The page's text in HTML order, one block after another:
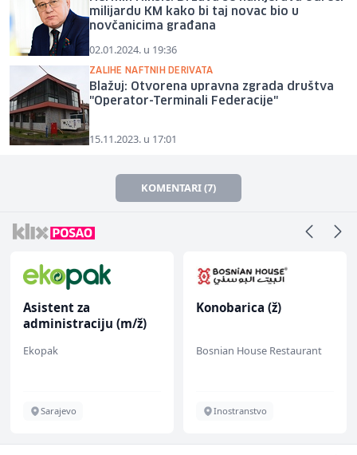
milijardu KM kako bi taj novac bio u
novčanicima građana
02.01.2024. u 19:36
ZALIHE NAFTNIH DERIVATA
Blažuj: Otvorena upravna zgrada društva
"Operator-Terminali Federacije"
15.11.2023. u 17:01
KOMENTARI (7)
Asistent za
administraciju (m/ž)
Ekopak
Sarajevo
Konobarica (ž)
Bosnian House Restaurant
Inostranstvo